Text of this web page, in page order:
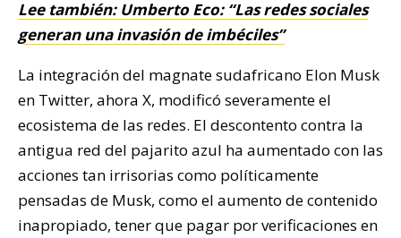
Lee también: Umberto Eco: “Las redes sociales
generan una invasión de imbéciles”
La integración del magnate sudafricano Elon Musk
en Twitter, ahora X, modificó severamente el
ecosistema de las redes. El descontento contra la
antigua red del pajarito azul ha aumentado con las
acciones tan irrisorias como políticamente
pensadas de Musk, como el aumento de contenido
inapropiado, tener que pagar por verificaciones en